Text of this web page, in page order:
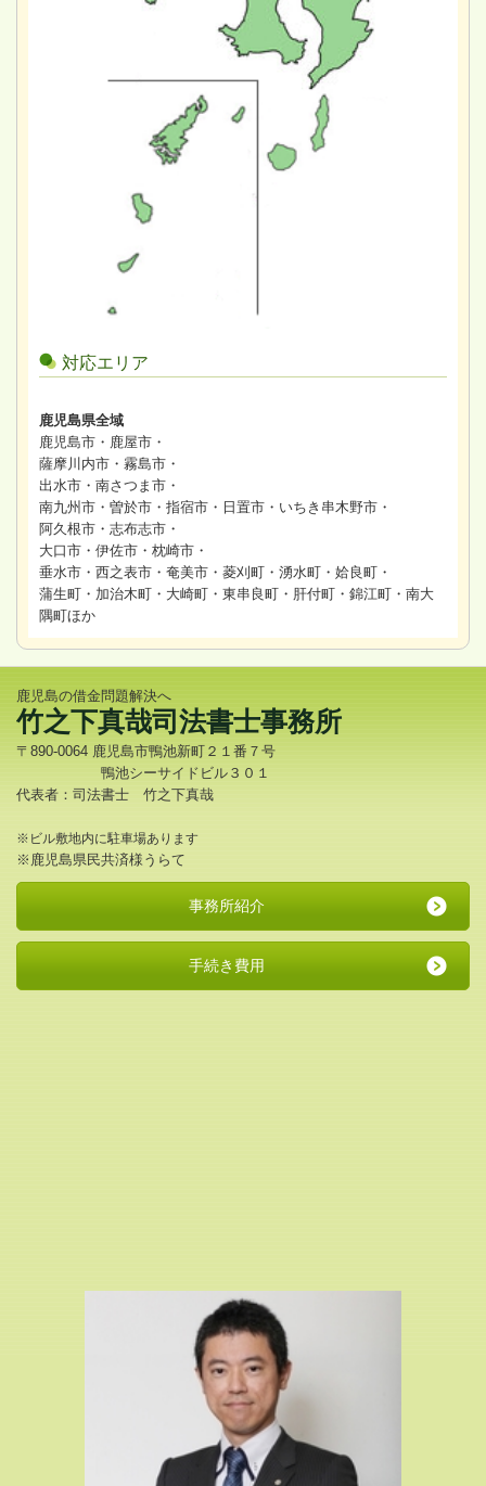
対応エリア
鹿児島県全域
鹿児島市・鹿屋市・
薩摩川内市・霧島市・
出水市・南さつま市・
南九州市・曽於市・指宿市・日置市・いちき串木野市・
阿久根市・志布志市・
大口市・伊佐市・枕崎市・
垂水市・西之表市・奄美市・菱刈町・湧水町・姶良町・
蒲生町・加治木町・大崎町・東串良町・肝付町・錦江町・南大
隅町ほか
鹿児島の借金問題解決へ
竹之下真哉司法書士事務所
〒890-0064 鹿児島市鴨池新町２１番７号
鴨池シーサイドビル３０１
代表者：司法書士 竹之下真哉
※ビル敷地内に駐車場あります
※鹿児島県民共済様うらて
事務所紹介
手続き費用